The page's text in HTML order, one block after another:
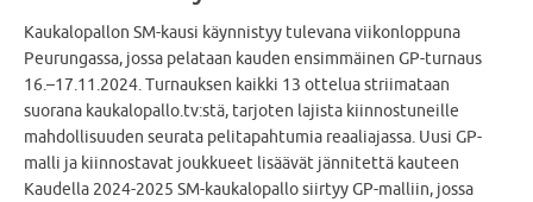
Kaukalopallon SM-kausi käynnistyy tulevana viikonloppuna
Peurungassa, jossa pelataan kauden ensimmäinen GP-turnaus
16.–17.11.2024. Turnauksen kaikki 13 ottelua striimataan
suorana kaukalopallo.tv:stä, tarjoten lajista kiinnostuneille
mahdollisuuden seurata pelitapahtumia reaaliajassa. Uusi GP-
malli ja kiinnostavat joukkueet lisäävät jännitettä kauteen
Kaudella 2024-2025 SM-kaukalopallo siirtyy GP-malliin, jossa